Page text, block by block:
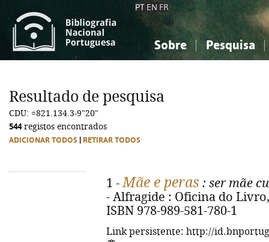
PT EN FR
Sobre Pesquisa
Ciências sociais...
Ciências sociais...
Resultado de pesquisa
CDU: =821.134.3-9"20"
544registos encontrados
ADICIONAR TODOS RETIRAR TODOS
1 -Mãe e peras : ser mãe
- Alfragide : Oficina do
ISBN 978-989-581-780-1
Link persistente: http://